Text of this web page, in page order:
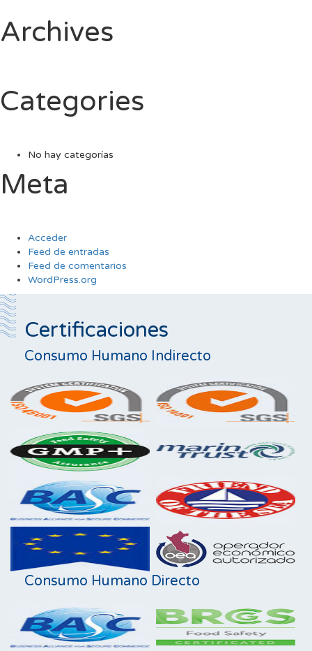
Archives
Categories
No hay categorías
Meta
Acceder
Feed de entradas
Feed de comentarios
WordPress.org
Certificaciones
Consumo Humano Indirecto
Consumo Humano Directo